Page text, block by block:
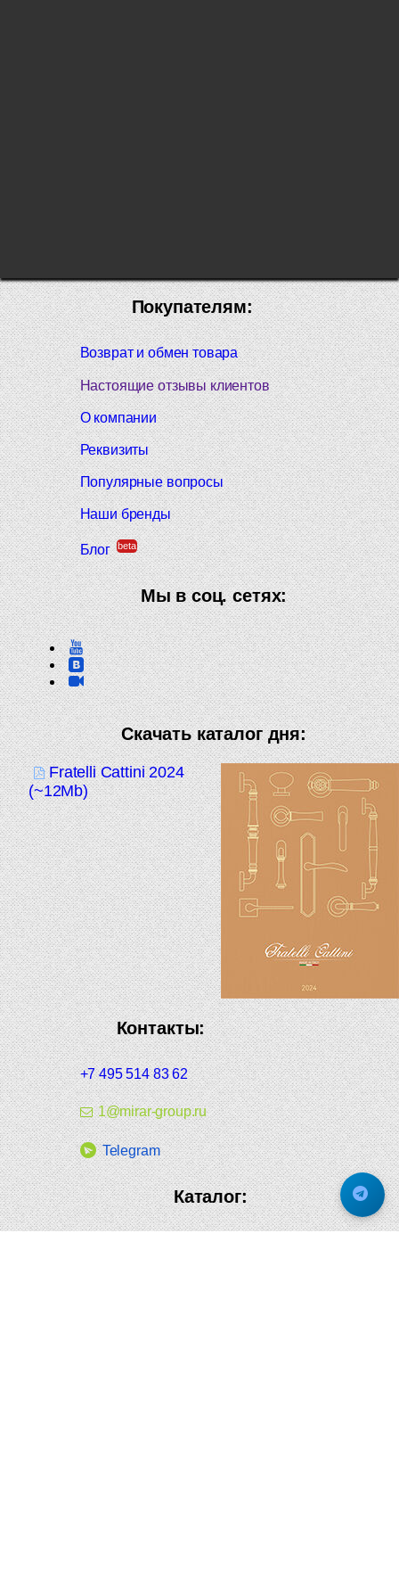
Покупателям:
Возврат и обмен товара
Настоящие отзывы клиентов
О компании
Реквизиты
Популярные вопросы
Наши бренды
Блог beta
Мы в соц. сетях:
Скачать каталог дня:
Fratelli Cattini 2024
(~12Mb)
Контакты:
+7 495 514 83 62
1@mirar-group.ru
Telegram
Каталог: